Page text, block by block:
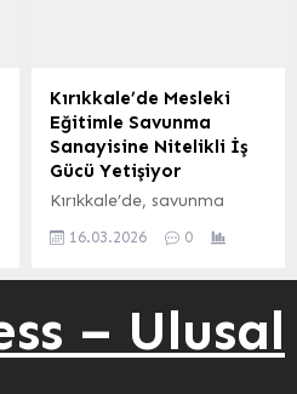
grubunu lider
tamamlayarak Kars’ı ve
Digor’u gururlandırdı.
Turnuva boyunca sahada
sergilediği azim,
mücadele ruhu ve disiplinli
futbolla dikkat çeken
Kırıkkale’de Mesleki
Eğitimle Savunma
Sanayisine Nitelikli İş
Gücü Yetişiyor
Kırıkkale’de, savunma
duyduğu nitelikli iş gücünü
yoğun bir şekilde devam
ediyor. Kırıkkale İl Milli
16.03.2026 0